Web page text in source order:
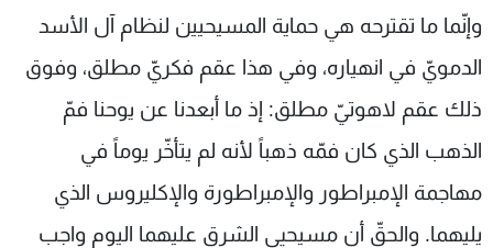
وإنّما ما تقترحه هي حماية المسيحيين لنظام آل الأسد
الدمويّ في انهياره، وفي هذا عقم فكريّ مطلق، وفوق
ذلك عقم لاهوتيّ مطلق: إذ ما أبعدنا عن يوحنا فمّ
الذهب الذي كان فمّه ذهباً لأنه لم يتأخّر يوماً في
مهاجمة الإمبراطور والإمبراطورة والإكليروس الذي
يليهما. والحقّ أن مسيحيي الشرق عليهما اليوم واجب